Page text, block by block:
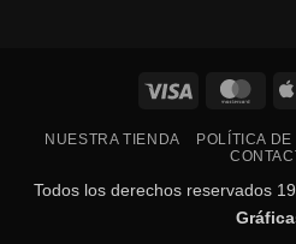
Visa
NUESTRA TIENDA POLÍTICA
Todos los derechos reservados